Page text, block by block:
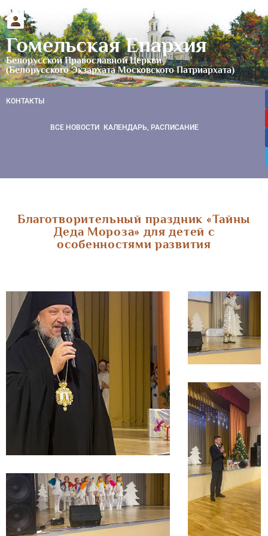
Гомельская Епархия
Белорусской Православной Церкви
(Белорусского Экзархата Московского Патриархата)
КОНТАКТЫ
ВСЕ НОВОСТИ КАЛЕНДАРЬ, РАСПИСАНИЕ
Благотворительный праздник «Тайны
Деда Мороза» для детей с
особенностями развития